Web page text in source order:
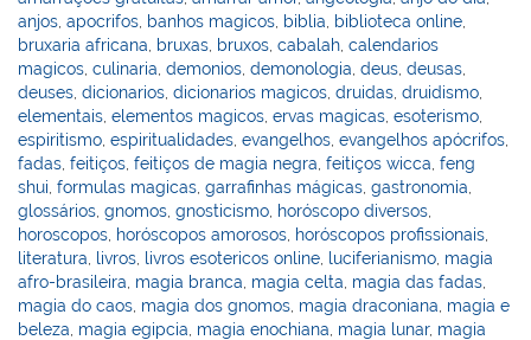
e
st
e
dI
n
e
b
o
o
k
er l
o
o
M
ai
l
e
anjos ,apocrifos banhos magicos biblia biblioteca online
bruxaria africana
bruxas bruxos ,cabalah ,calendarios
magicos ,culinaria ,demonios ,demonologia ,deus ,deusas
deuses ,dicionarios ,dicionarios magicos ,druidas ,druidismo
elementais ,elementos magicos ,ervas magicas ,esoterismo
espiritismo ,espiritualidades ,evangelhos ,evangelhos apócrifos
fadas ,feitiços ,feitiços de magia negra ,feitiços wicca ,feng
shui ,formulas magicas ,garrafinhas mágicas ,gastronomia
glossários ,gnomos ,gnosticismo horóscopo diversos
horoscopos horóscopos amorosos horóscopos profissionais
literatura
livros livros esotericos online luciferianismo magia
afro-brasileira magia branca magia celta magia das fadas
magia do caos magia dos gnomos magia draconiana magia e
beleza magia egipcia magia enochiana magia lunar, magia